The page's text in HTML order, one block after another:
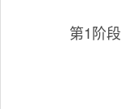
第1阶段